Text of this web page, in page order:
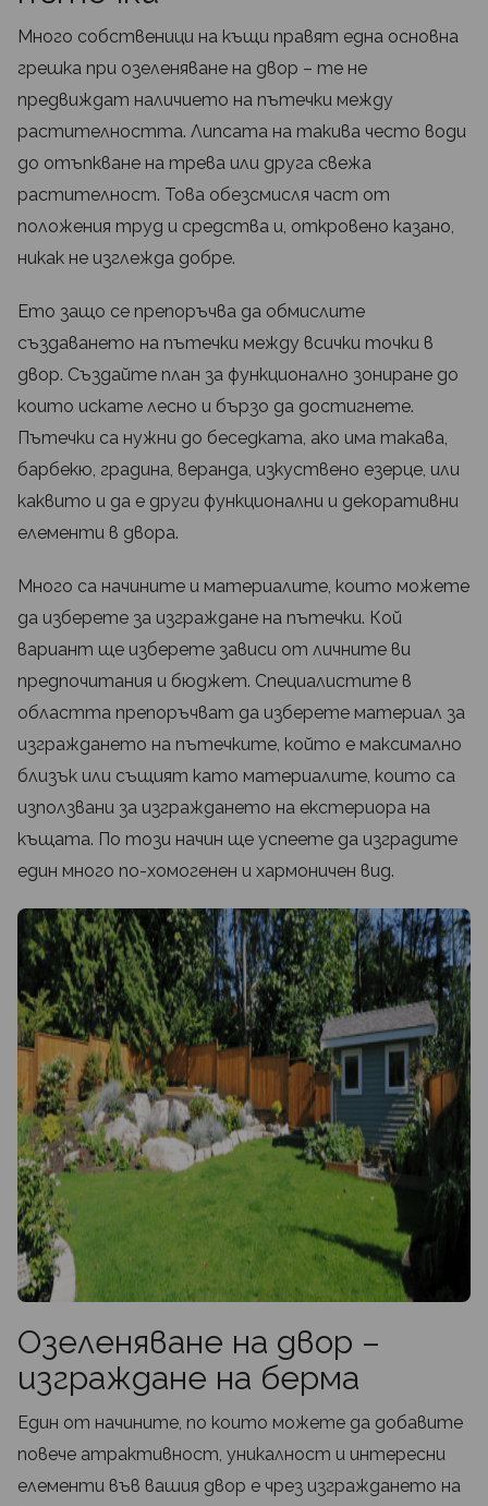
Много собственици на къщи правят една основна
грешка при озеленяване на двор – те не
предвиждат наличието на пътечки между
растителността. Липсата на такива често води
до отъпкване на трева или друга свежа
растителност. Това обезсмисля част от
положения труд и средства и, откровено казано,
никак не изглежда добре.
Ето защо се препоръчва да обмислите
създаването на пътечки между всички точки в
двор. Създайте план за функционално зониране до
които искате лесно и бързо да достигнете.
Пътечки са нужни до беседката, ако има такава,
барбекю, градина, веранда, изкуствено езерце, или
каквито и да е други функционални и декоративни
елементи в двора.
Много са начините и материалите, които можете
да изберете за изграждане на пътечки. Кой
вариант ще изберете зависи от личните ви
предпочитания и бюджет. Специалистите в
областта препоръчват да изберете материал за
изграждането на пътечките, който е максимално
близък или същият като материалите, които са
използвани за изграждането на екстериора на
къщата. По този начин ще успеете да изградите
един много по-хомогенен и хармоничен вид.
Озеленяване на двор –
изграждане на берма
Един от начините, по които можете да добавите
повече атрактивност, уникалност и интересни
елементи във вашия двор е чрез изграждането на